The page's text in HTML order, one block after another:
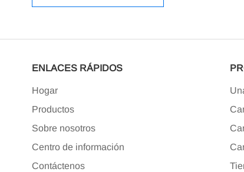
ENLACES RÁPIDOS
Hogar
Productos
Sobre nosotros
Centro de información
Contáctenos